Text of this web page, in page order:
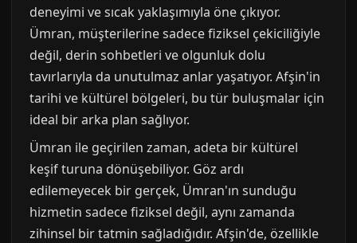
deneyimi ve sıcak yaklaşımıyla öne çıkıyor.
Ümran, müşterilerine sadece fiziksel çekiciliğiyle
değil, derin sohbetleri ve olgunluk dolu
tavırlarıyla da unutulmaz anlar yaşatıyor. Afşin'in
tarihi ve kültürel bölgeleri, bu tür buluşmalar için
ideal bir arka plan sağlıyor.
Ümran ile geçirilen zaman, adeta bir kültürel
keşif turuna dönüşebiliyor. Göz ardı
edilemeyecek bir gerçek, Ümran'ın sunduğu
hizmetin sadece fiziksel değil, aynı zamanda
zihinsel bir tatmin sağladığıdır. Afşin'de, özellikle